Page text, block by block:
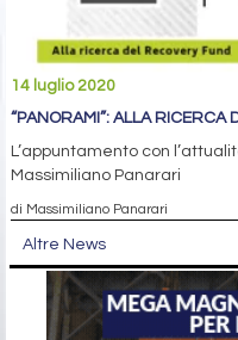
14 luglio 2020
“PANORAMI”: ALLA RICERCA
L’appuntamento con
Massimiliano Panarari
di Massimiliano Panarari
Altre News